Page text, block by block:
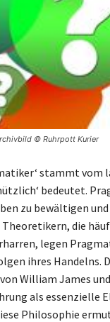
© Ruhrpott Kurier
stammt vom
bedeutet.
zu bewältigen
die
legen
ihres Handelns.
William James
als essenzielle
Philosophie